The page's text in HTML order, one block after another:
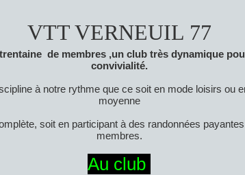
VTT VERNEUIL 77
de membres ,un club très dynamique
convivialité.
à notre rythme que ce soit en mode loisirs ou
moyenne
soit en participant à des randonnées
membres.
Au club